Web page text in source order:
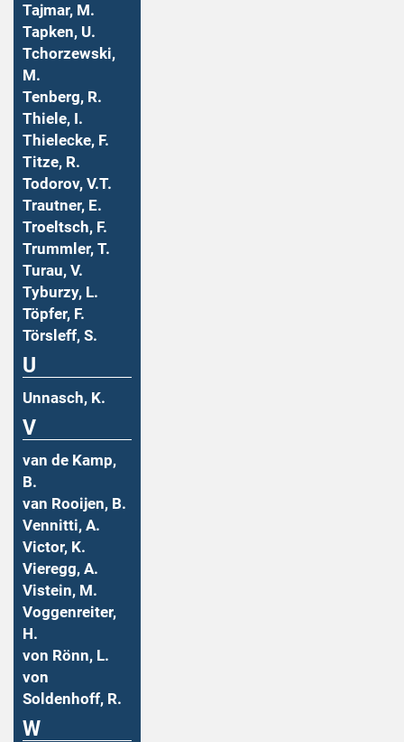
Tajmar, M.
Tapken, U.
Tchorzewski,
M.
Tenberg, R.
Thiele, I.
Thielecke, F.
Titze, R.
Todorov, V.T.
Trautner, E.
Troeltsch, F.
Trummler, T.
Turau, V.
Tyburzy, L.
Töpfer, F.
Törsleff, S.
U
Unnasch, K.
V
van de Kamp,
B.
van Rooijen, B.
Vennitti, A.
Victor, K.
Vieregg, A.
Vistein, M.
Voggenreiter,
H.
von Rönn, L.
von
Soldenhoff, R.
W